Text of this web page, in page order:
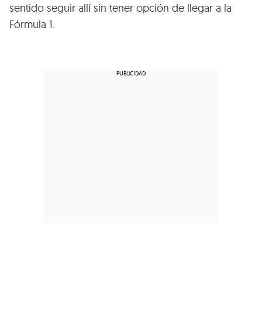
sentido seguir allí sin tener opción de llegar a la
Fórmula 1.